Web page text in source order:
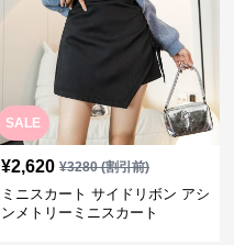
SALE
¥2,620 ¥3280(割引前)
ミニスカート サイドリボン アシ
ンメトリーミニスカート